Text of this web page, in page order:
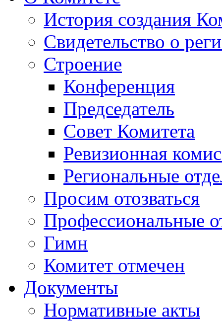
История создания
Свидетельство о
Строение
Конференция
Председатель
Совет Комитета
Ревизионная
Региональные
Просим отозваться
Профессиональные
Гимн
Комитет отмечен
Документы
Нормативные акты